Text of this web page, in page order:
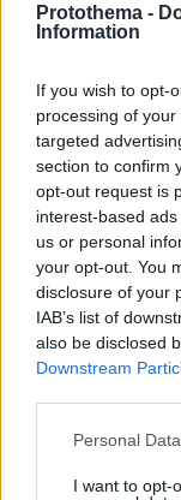
Protothema -
Information
If you wish to opt-
processing of
targeted
section to confirm
opt-out request is
interest-based
us or personal
your opt-out. You
disclosure of your
IAB’s list of
also be disclosed
Downstream
Please note that
not limited to your
Personal
I want to opt-